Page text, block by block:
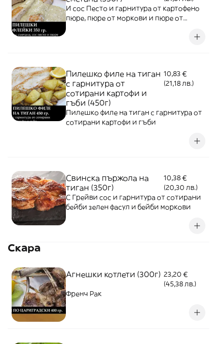
И сос Песто и гарнитура от картофено
пюре, пюре от моркови и пюре от
Пилешко филе на тиган
с гарнитура от
сотирани картофи и
гъби (450г)
10,83 €
(21,18 лв.)
Пилешко филе на тиган с гарнитура от
сотирани картофи и гъби
Свинска пържола на
тиган (350г)
10,38 €
(20,30 лв.)
С Грейви сос и гарнитура от сотирани
бейби зелен фасул и бейби моркови
Скара
Агнешки котлети (300г) 23,20 €
(45,38 лв.)
Френч Рак